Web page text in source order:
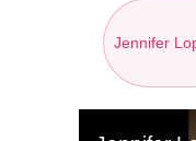
Jennifer